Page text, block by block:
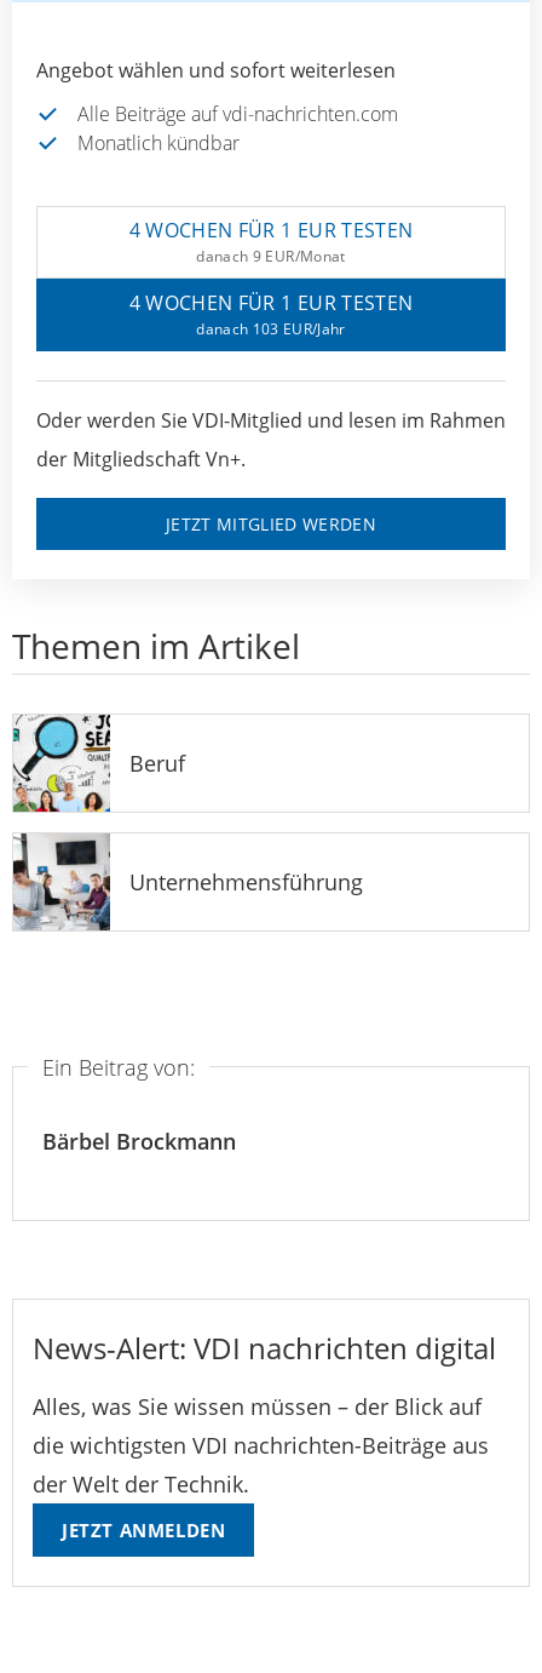
Angebot wählen und sofort weiterlesen
Alle Beiträge auf vdi-nachrichten.com
Monatlich kündbar
4 WOCHEN FÜR 1 EUR TESTEN
danach 9 EUR/Monat
4 WOCHEN FÜR 1 EUR TESTEN
danach 103 EUR/Jahr
Oder werden Sie VDI-Mitglied und lesen im Rahmen
der Mitgliedschaft Vn+.
JETZT MITGLIED WERDEN
Themen im Artikel
Beruf
Unternehmensführung
Ein Beitrag von:
Bärbel Brockmann
News-Alert: VDI nachrichten digital
Alles, was Sie wissen müssen – der Blick auf
die wichtigsten VDI nachrichten-Beiträge aus
der Welt der Technik.
JETZT ANMELDEN